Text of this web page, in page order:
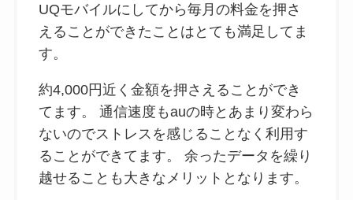
UQモバイルにしてから毎月の料金を押さ
えることができたことはとても満足してま
す。
約4,000円近く金額を押さえることができ
てます。 通信速度もauの時とあまり変わら
ないのでストレスを感じることなく利用す
ることができてます。 余ったデータを繰り
越せることも大きなメリットとなります。